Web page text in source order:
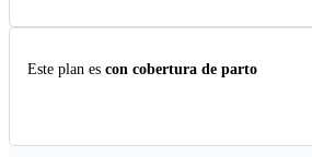
Este plan es con cobertura de parto